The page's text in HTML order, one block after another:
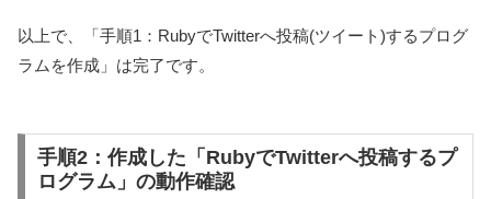
以上で、「手順1：RubyでTwitterへ投稿(ツイート)するプログ
ラムを作成」は完了です。
手順2：作成した「RubyでTwitterへ投稿するプ
ログラム」の動作確認